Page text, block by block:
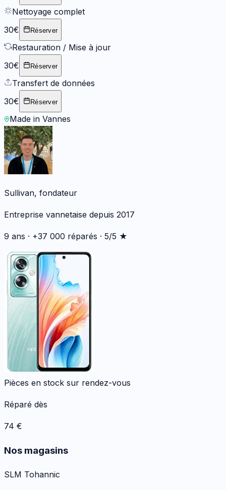
Nettoyage complet
30€
Réserver
Restauration / Mise à jour
30€
Réserver
Transfert de données
30€
Réserver
Made in Vannes
Sullivan, fondateur
Entreprise vannetaise depuis 2017
9 ans · +37 000 réparés · 5/5 ★
Pièces en stock sur rendez-vous
Réparé dès
74 €
Nos magasins
SLM Tohannic